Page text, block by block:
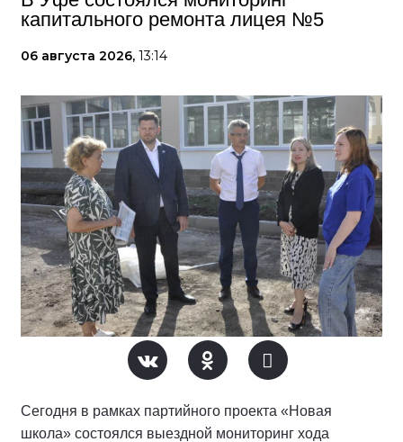
капитального ремонта лицея №5
06 августа 2026, 13:14
Сегодня в рамках партийного проекта «Новая
школа» состоялся выездной мониторинг хода